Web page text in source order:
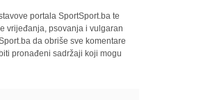
portala SportSport.ba te
vrijeđanja, psovanja i vulgaran
da obriše sve komentare
pronađeni sadržaji koji mogu